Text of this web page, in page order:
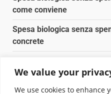
We value your
We use cookies to enhance
come conviene
Spesa biologica senza
concrete
Pulizia naturale della